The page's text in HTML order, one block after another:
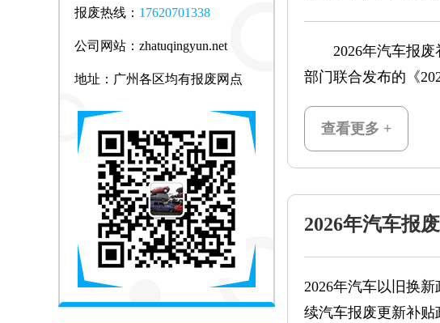
报废热线： 17620701338
公司网站：zhatuqingyun.net
地址：广州各区均有报废网点
2026年汽车报废
部门联合发布的《
查看更多 +
2026年汽车报
2026年汽车以旧换
续汽车报废更新补